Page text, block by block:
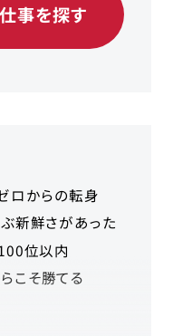
事を探す
ロからの転身
新鮮さがあった
位以内
こそ勝てる